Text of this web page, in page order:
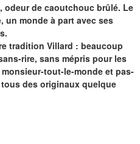
odeur de caoutchouc brûlé. Le
un monde à part avec ses
tradition Villard : beaucoup
rire, sans mépris pour les
tout-le-monde et pas-
des originaux quelque